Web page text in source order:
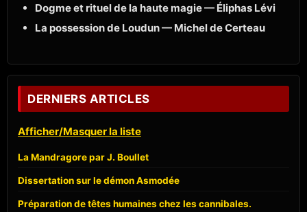
Dogme et rituel de la haute magie — Éliphas Lévi
La possession de Loudun — Michel de Certeau
DERNIERS ARTICLES
Afficher/Masquer la liste
La Mandragore par J. Boullet
Dissertation sur le démon Asmodée
Préparation de têtes humaines chez les cannibales.